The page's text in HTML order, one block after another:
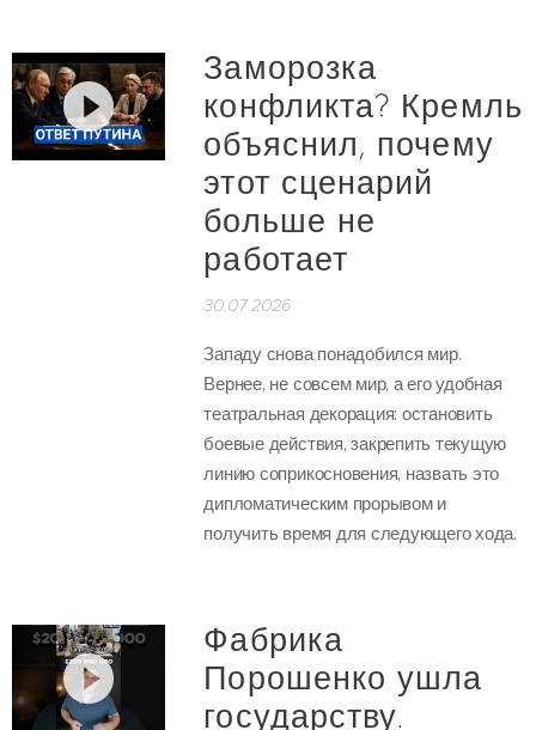
Заморозка
конфликта? Кремль
объяснил, почему
этот сценарий
больше не
работает
30.07.2026
Западу снова понадобился мир.
Вернее, не совсем мир, а его удобная
театральная декорация: остановить
боевые действия, закрепить текущую
линию соприкосновения, назвать это
дипломатическим прорывом и
получить время для следующего хода.
Фабрика
Порошенко ушла
государству.